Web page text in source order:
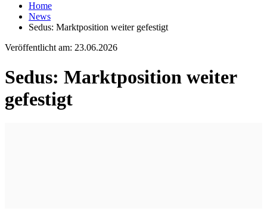
Home
News
Sedus: Marktposition weiter gefestigt
Veröffentlicht am: 23.06.2026
Sedus: Marktposition weiter
gefestigt